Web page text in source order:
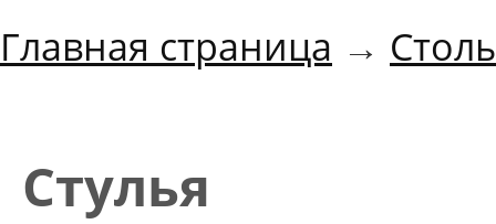
Главная страница →
Стулья